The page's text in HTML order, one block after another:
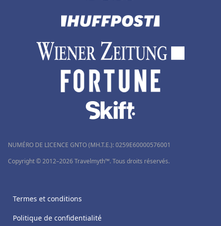
NUMÉRO DE LICENCE GNTO (MH.T.E.): 0259Ε60000576001
Copyright © 2012–2026 Travelmyth™. Tous droits réservés.
Termes et conditions
Politique de confidentialité